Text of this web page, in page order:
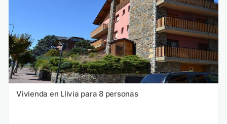
Vivienda en Llivia para 8 personas